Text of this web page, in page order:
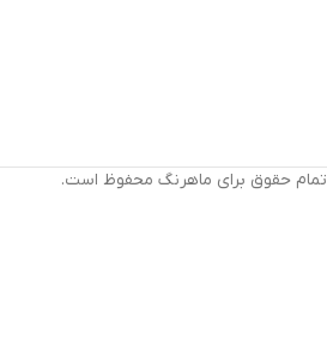
تمام حقوق برای ماهرنگ محفوظ است.